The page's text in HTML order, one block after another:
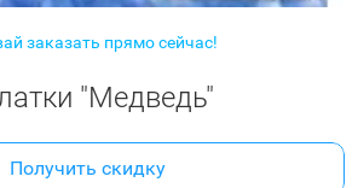
заказать прямо сейчас!
"Медведь"
Получить скидку